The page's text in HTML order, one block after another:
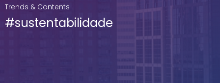
Trends & Contents
#sustentabilidade